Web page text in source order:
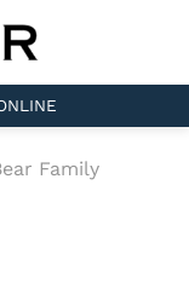
Family